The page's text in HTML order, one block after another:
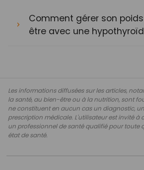
Comment gérer son
être avec une
Les informations diffusées sur les articles,
la santé, au bien-être ou à la nutrition, sont
ne constituent en aucun cas un diagnostic,
prescription médicale. L'utilisateur est invité à
un professionnel de santé qualifié pour toute
état de santé.